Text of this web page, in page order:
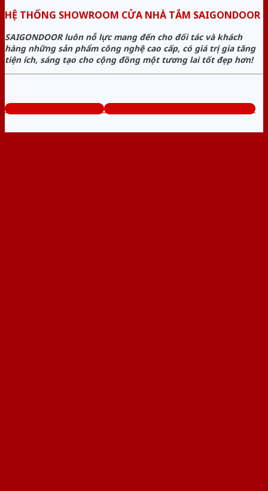
HỆ THỐNG SHOWROOM CỬA NHÀ TẮM SAIGONDOOR
SAIGONDOOR luôn nỗ lực mang đến cho đối tác và khách
hàng những sản phẩm công nghệ cao cấp, có giá trị gia tăng
tiện ích, sáng tạo cho cộng đồng một tương lai tốt đẹp hơn!
www.cuanhuavango.com Tổng đài tư vấn miễn phí: 0824.400.400